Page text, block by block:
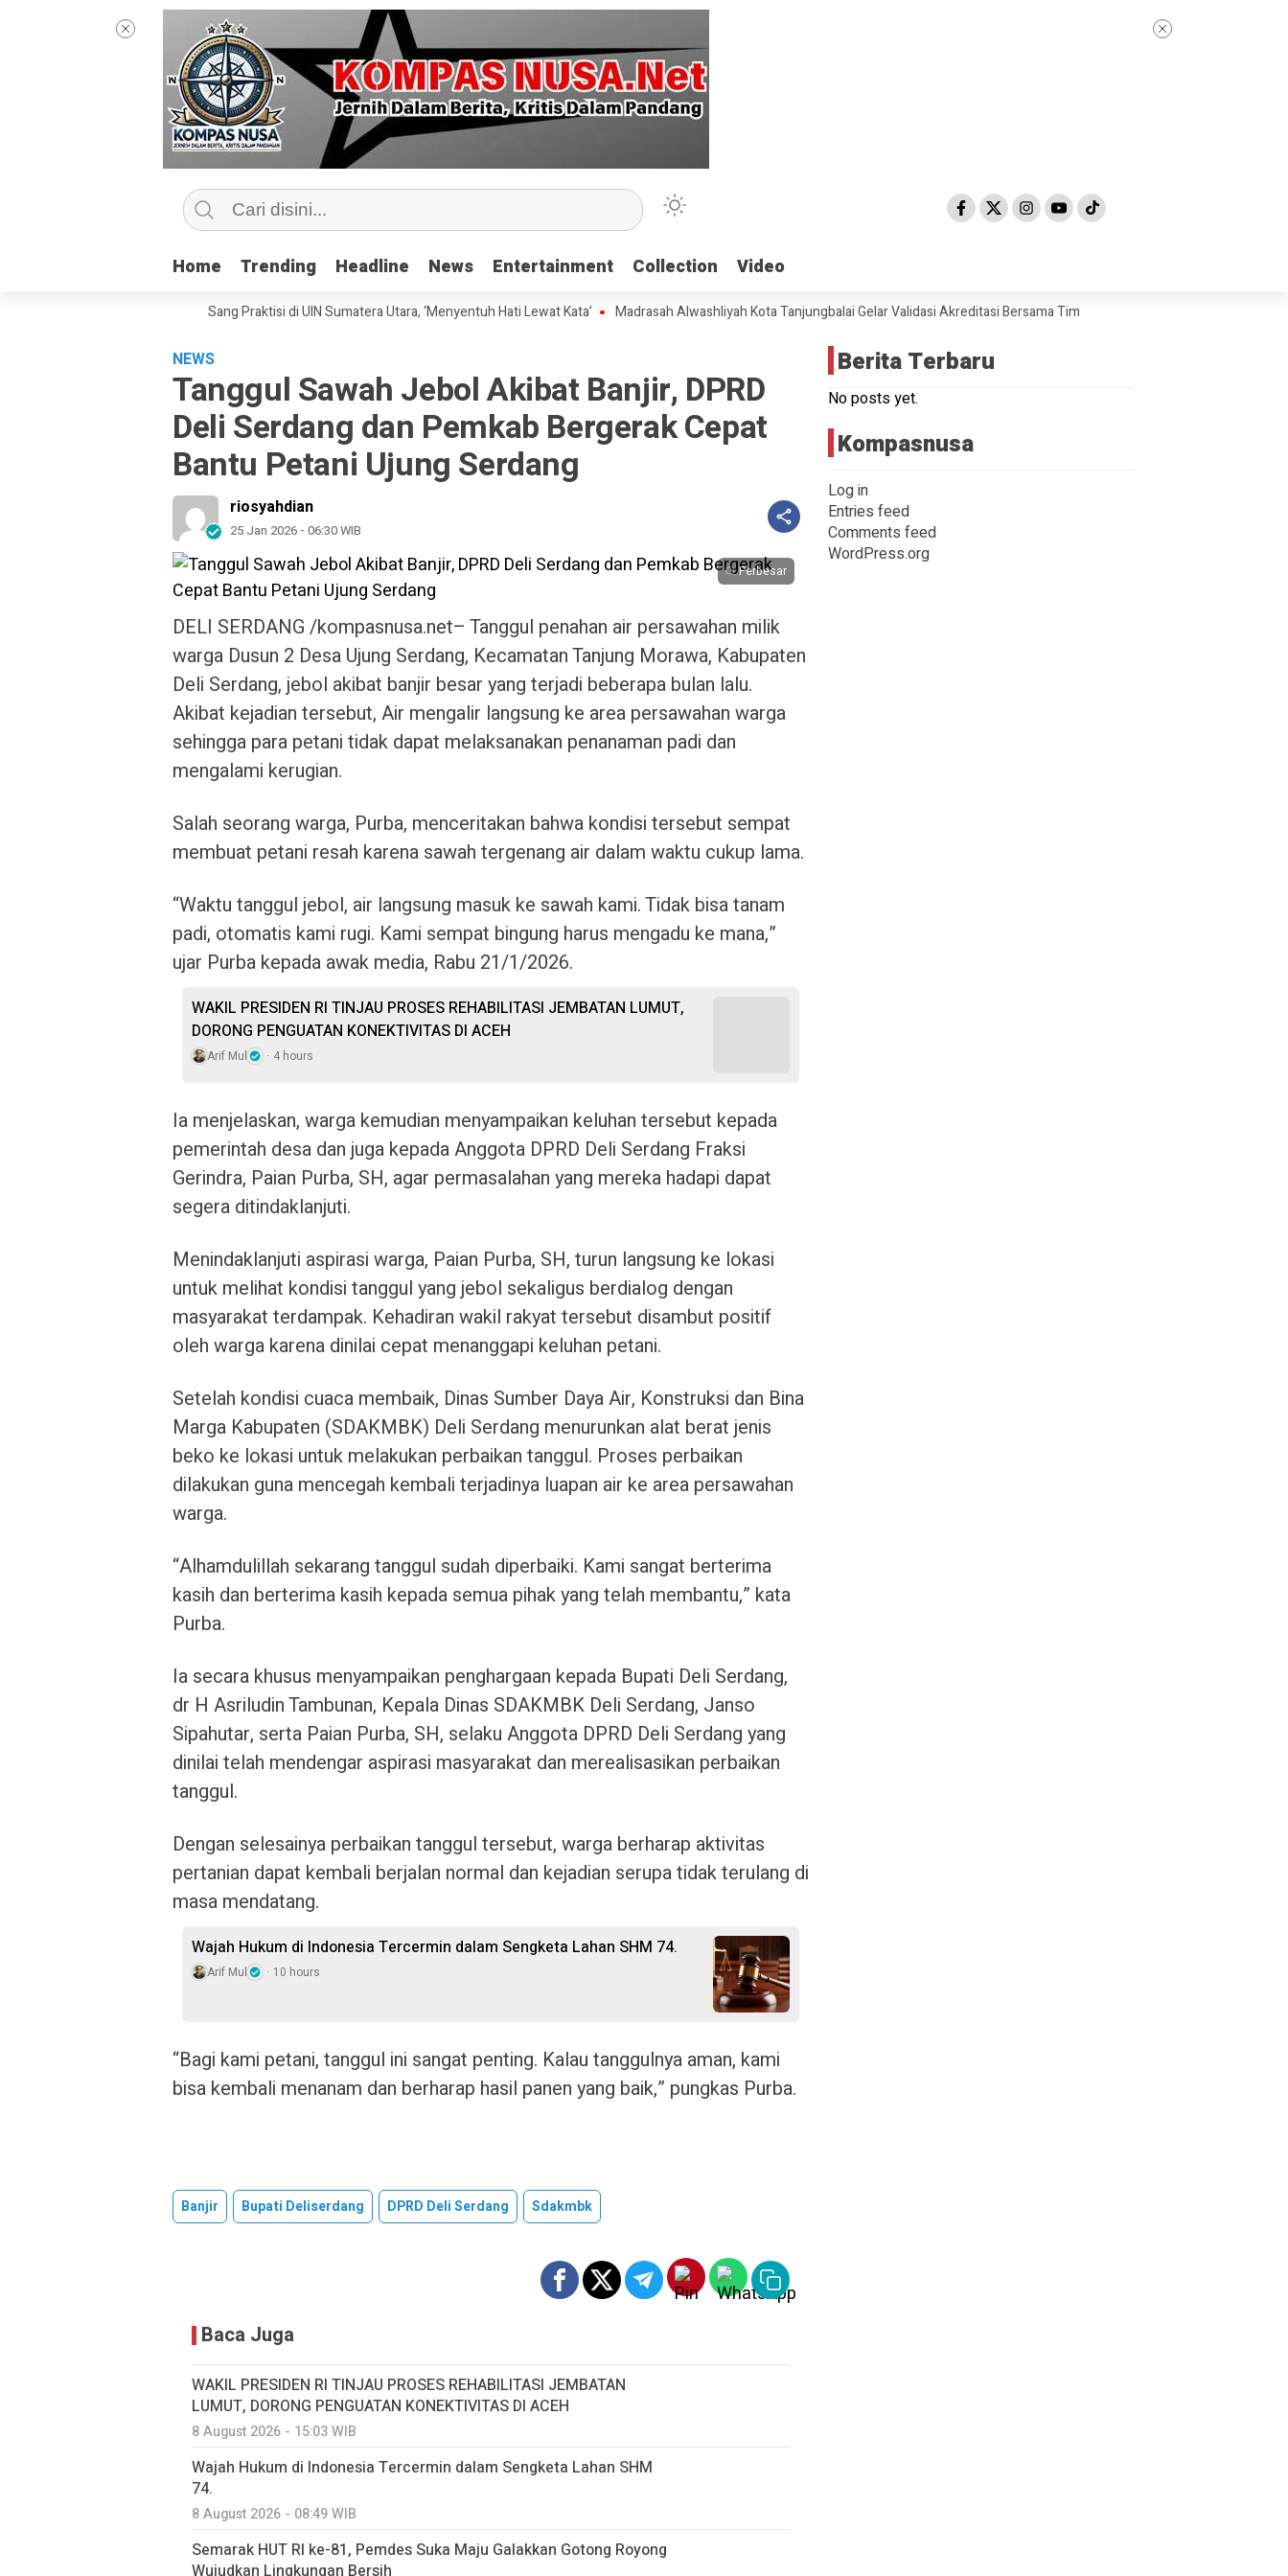
Home Trending Headline News Entertainment Collection Video
Home Trending Headline News Entertainment Collection Video
Kelas Jurnalisme Bersama Sang Praktisi di UIN Sumatera Utara, ‘Menyentuh Hati Lewat Kata’ Madrasah Alwashliyah Kota Tanjungbalai Gelar Validasi Akreditasi Bersama Tim Asesor BAN-PDM Tahun 2026
NEWS
Tanggul Sawah Jebol Akibat Banjir, DPRD
Deli Serdang dan Pemkab Bergerak Cepat
Bantu Petani Ujung Serdang
riosyahdian
25 Jan 2026 - 06:30 WIB
Perbesar
DELI SERDANG /kompasnusa.net– Tanggul penahan air persawahan milik
warga Dusun 2 Desa Ujung Serdang, Kecamatan Tanjung Morawa, Kabupaten
Deli Serdang, jebol akibat banjir besar yang terjadi beberapa bulan lalu.
Akibat kejadian tersebut, Air mengalir langsung ke area persawahan warga
sehingga para petani tidak dapat melaksanakan penanaman padi dan
mengalami kerugian.
Salah seorang warga, Purba, menceritakan bahwa kondisi tersebut sempat
membuat petani resah karena sawah tergenang air dalam waktu cukup lama.
“Waktu tanggul jebol, air langsung masuk ke sawah kami. Tidak bisa tanam
padi, otomatis kami rugi. Kami sempat bingung harus mengadu ke mana,”
ujar Purba kepada awak media, Rabu 21/1/2026.
WAKIL PRESIDEN RI TINJAU PROSES REHABILITASI JEMBATAN LUMUT,
DORONG PENGUATAN KONEKTIVITAS DI ACEH
Arif Mul 4 hours
Ia menjelaskan, warga kemudian menyampaikan keluhan tersebut kepada
pemerintah desa dan juga kepada Anggota DPRD Deli Serdang Fraksi
Gerindra, Paian Purba, SH, agar permasalahan yang mereka hadapi dapat
segera ditindaklanjuti.
Menindaklanjuti aspirasi warga, Paian Purba, SH, turun langsung ke lokasi
untuk melihat kondisi tanggul yang jebol sekaligus berdialog dengan
masyarakat terdampak. Kehadiran wakil rakyat tersebut disambut positif
oleh warga karena dinilai cepat menanggapi keluhan petani.
Setelah kondisi cuaca membaik, Dinas Sumber Daya Air, Konstruksi dan Bina
Marga Kabupaten (SDAKMBK) Deli Serdang menurunkan alat berat jenis
beko ke lokasi untuk melakukan perbaikan tanggul. Proses perbaikan
dilakukan guna mencegah kembali terjadinya luapan air ke area persawahan
warga.
“Alhamdulillah sekarang tanggul sudah diperbaiki. Kami sangat berterima
kasih dan berterima kasih kepada semua pihak yang telah membantu,” kata
Purba.
Ia secara khusus menyampaikan penghargaan kepada Bupati Deli Serdang,
dr H Asriludin Tambunan, Kepala Dinas SDAKMBK Deli Serdang, Janso
Sipahutar, serta Paian Purba, SH, selaku Anggota DPRD Deli Serdang yang
dinilai telah mendengar aspirasi masyarakat dan merealisasikan perbaikan
tanggul.
Dengan selesainya perbaikan tanggul tersebut, warga berharap aktivitas
pertanian dapat kembali berjalan normal dan kejadian serupa tidak terulang di
masa mendatang.
Wajah Hukum di Indonesia Tercermin dalam Sengketa Lahan SHM 74.
Arif Mul 10 hours
“Bagi kami petani, tanggul ini sangat penting. Kalau tanggulnya aman, kami
bisa kembali menanam dan berharap hasil panen yang baik,” pungkas Purba.
Banjir Bupati Deliserdang DPRD Deli Serdang Sdakmbk
Baca Juga
WAKIL PRESIDEN RI TINJAU PROSES REHABILITASI JEMBATAN
LUMUT, DORONG PENGUATAN KONEKTIVITAS DI ACEH
8 August 2026 - 15:03 WIB
Wajah Hukum di Indonesia Tercermin dalam Sengketa Lahan SHM
74.
8 August 2026 - 08:49 WIB
Semarak HUT RI ke-81, Pemdes Suka Maju Galakkan Gotong Royong
Wujudkan Lingkungan Bersih
Berita Terbaru
No posts yet.
Kompasnusa
Log in
Entries feed
Comments feed
WordPress.org